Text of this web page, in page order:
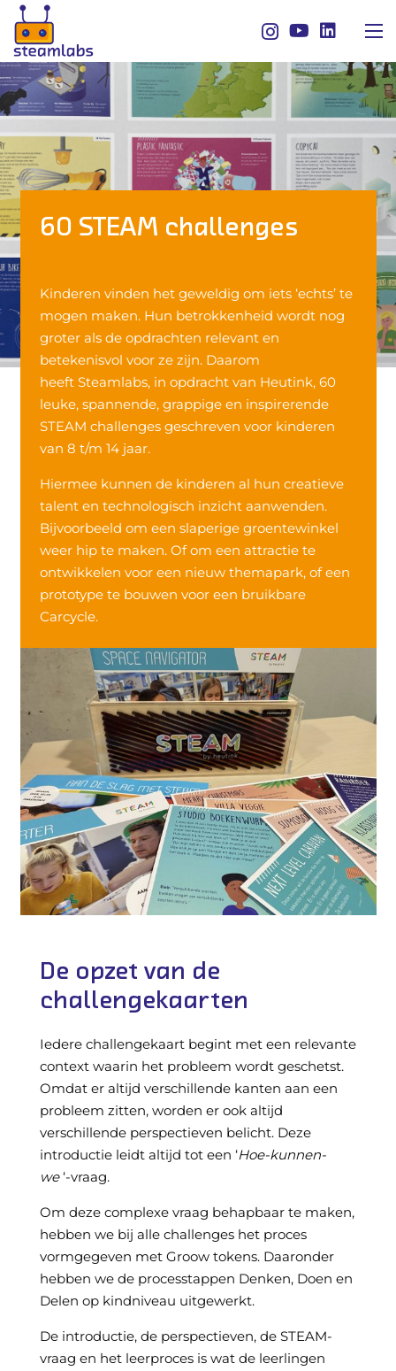
De opzet van de
challengekaarten
Iedere challengekaart begint met een relevante
context waarin het probleem wordt geschetst.
Omdat er altijd verschillende kanten aan een
probleem zitten, worden er ook altijd
verschillende perspectieven belicht. Deze
introductie leidt altijd tot een ‘Hoe-kunnen-
we‘-vraag.
Om deze complexe vraag behapbaar te maken,
hebben we bij alle challenges het proces
vormgegeven met Groow tokens. Daaronder
hebben we de processtappen Denken, Doen en
Delen op kindniveau uitgewerkt.
De introductie, de perspectieven, de STEAM-
vraag en het leerproces is wat de leerlingen
60 STEAM challenges
Kinderen vinden het geweldig om iets ‘echts’ te
mogen maken. Hun betrokkenheid wordt nog
groter als de opdrachten relevant en
betekenisvol voor ze zijn. Daarom
heeft Steamlabs, in opdracht van Heutink, 60
leuke, spannende, grappige en inspirerende
STEAM challenges geschreven voor kinderen
van 8 t/m 14 jaar.
Hiermee kunnen de kinderen al hun creatieve
talent en technologisch inzicht aanwenden.
Bijvoorbeeld om een slaperige groentewinkel
weer hip te maken. Of om een attractie te
ontwikkelen voor een nieuw themapark, of een
prototype te bouwen voor een bruikbare
Carcycle.